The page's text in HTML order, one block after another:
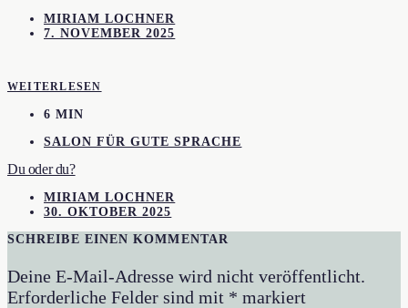
MIRIAM LOCHNER
7. NOVEMBER 2025
WEITERLESEN
6 MIN
SALON FÜR GUTE SPRACHE
Du oder du?
MIRIAM LOCHNER
30. OKTOBER 2025
SCHREIBE EINEN KOMMENTAR
Deine E-Mail-Adresse wird nicht veröffentlicht.
Erforderliche Felder sind mit * markiert